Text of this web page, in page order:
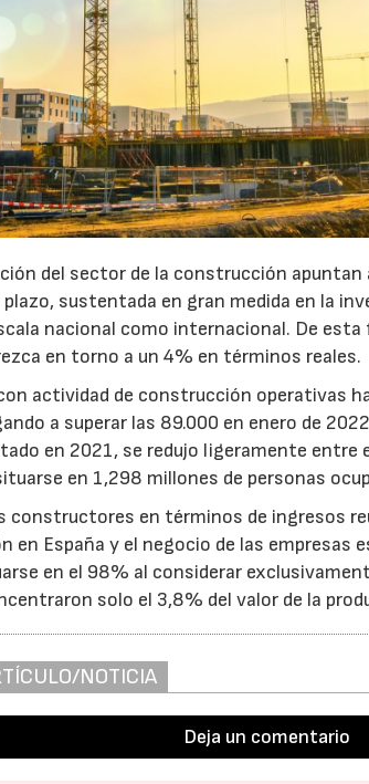
del sector de la construcción
sustentada en gran medida en la
nacional como internacional. De esta
en torno a un 4% en términos reales.
actividad de construcción operativas
a superar las 89.000 en enero de
en 2021, se redujo ligeramente
en 1,298 millones de personas
constructores en términos de ingresos
en España y el negocio de las empresas
en el 98% al considerar
solo el 3,8% del valor de la
NOTICIA
Deja un comentario
28/07/